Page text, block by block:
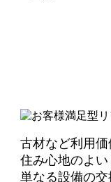
古材など利用
住み心地のよ
単なる設備の